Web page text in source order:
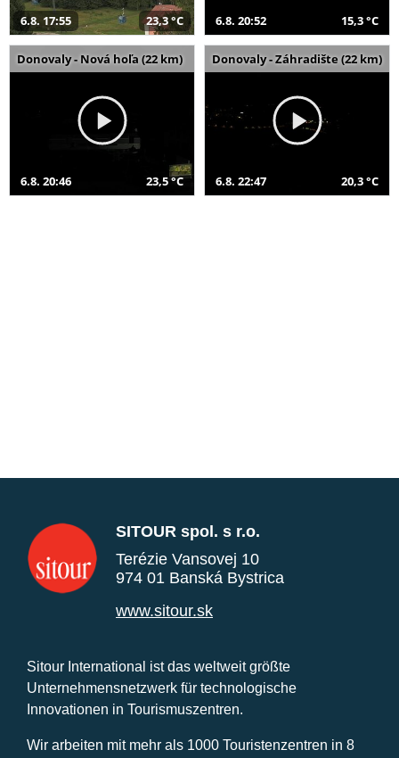
6.8. 17:55 23,3 °C 6.8. 20:52 15,3 °C
Donovaly - Nová hoľa (22 km)
6.8. 20:46 23,5 °C
Donovaly - Záhradište (22 km)
6.8. 22:47 20,3 °C
SITOUR spol. s r.o.
Terézie Vansovej 10
974 01 Banská Bystrica
www.sitour.sk
Sitour International ist das weltweit größte
Unternehmensnetzwerk für technologische
Innovationen in Tourismuszentren.
Wir arbeiten mit mehr als 1000 Touristenzentren in 8